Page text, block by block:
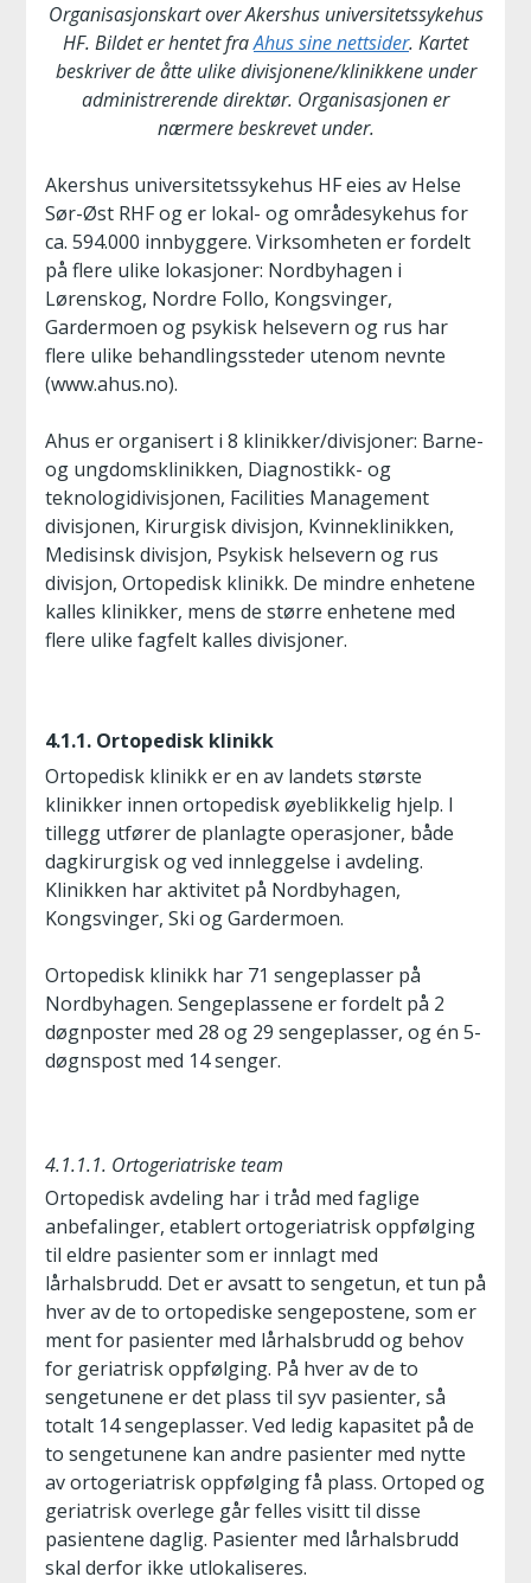
Organisasjonskart over Akershus universitetssykehus
HF. Bildet er hentet fraAhus sine nettsider. Kartet
beskriver de åtte ulike divisjonene/klinikkene under
administrerende direktør. Organisasjonen er
nærmere beskrevet under.
Akershus universitetssykehus HF eies av Helse
Sør-Øst RHF og er lokal- og områdesykehus for
ca. 594.000 innbyggere. Virksomheten er fordelt
på flere ulike lokasjoner: Nordbyhagen i
Lørenskog, Nordre Follo, Kongsvinger,
Gardermoen og psykisk helsevern og rus har
flere ulike behandlingssteder utenom nevnte
(www.ahus.no).
Ahus er organisert i 8 klinikker/divisjoner: Barne-
og ungdomsklinikken, Diagnostikk- og
teknologidivisjonen, Facilities Management
divisjonen, Kirurgisk divisjon, Kvinneklinikken,
Medisinsk divisjon, Psykisk helsevern og rus
divisjon, Ortopedisk klinikk. De mindre enhetene
kalles klinikker, mens de større enhetene med
flere ulike fagfelt kalles divisjoner.
4.1.1. Ortopedisk klinikk
Ortopedisk klinikk er en av landets største
klinikker innen ortopedisk øyeblikkelig hjelp. I
tillegg utfører de planlagte operasjoner, både
dagkirurgisk og ved innleggelse i avdeling.
Klinikken har aktivitet på Nordbyhagen,
Kongsvinger, Ski og Gardermoen.
Ortopedisk klinikk har 71 sengeplasser på
Nordbyhagen. Sengeplassene er fordelt på 2
døgnposter med 28 og 29 sengeplasser, og én 5-
døgnspost med 14 senger.
4.1.1.1. Ortogeriatriske team
Ortopedisk avdeling har i tråd med faglige
anbefalinger, etablert ortogeriatrisk oppfølging
til eldre pasienter som er innlagt med
lårhalsbrudd. Det er avsatt to sengetun, et tun på
hver av de to ortopediske sengepostene, som er
ment for pasienter med lårhalsbrudd og behov
for geriatrisk oppfølging. På hver av de to
sengetunene er det plass til syv pasienter, så
totalt 14 sengeplasser. Ved ledig kapasitet på de
to sengetunene kan andre pasienter med nytte
av ortogeriatrisk oppfølging få plass. Ortoped og
geriatrisk overlege går felles visitt til disse
pasientene daglig. Pasienter med lårhalsbrudd
skal derfor ikke utlokaliseres.